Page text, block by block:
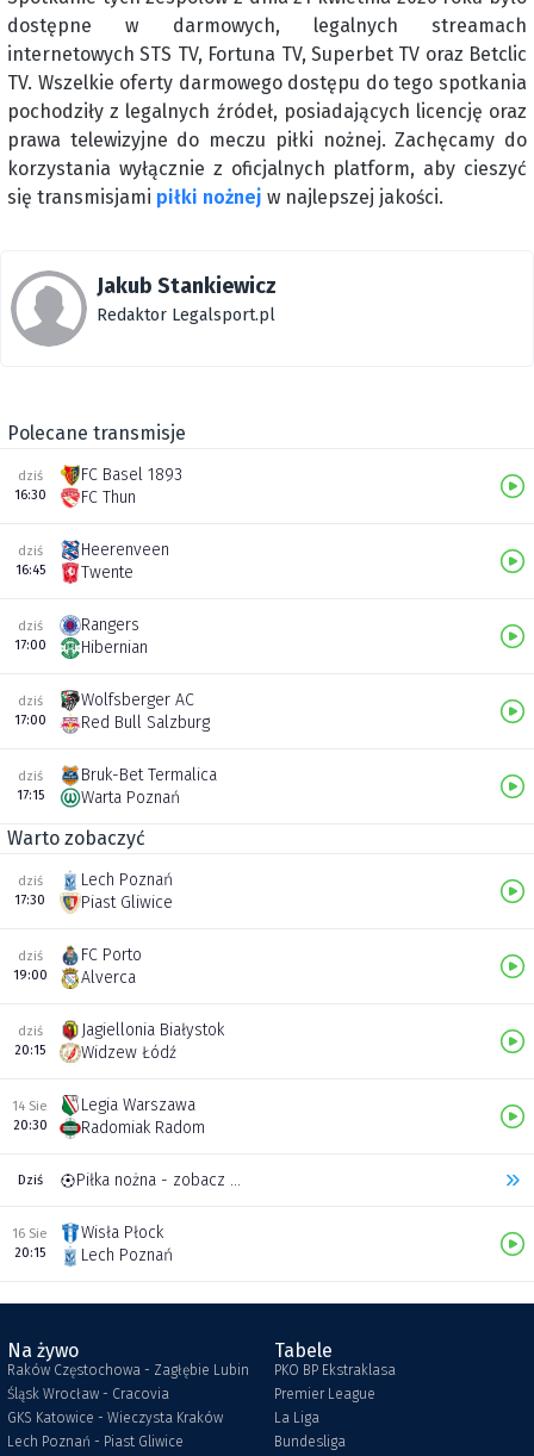
dostępne w darmowych, legalnych streamach
internetowych STS TV, Fortuna TV, Superbet TV oraz Betclic
TV. Wszelkie oferty darmowego dostępu do tego spotkania
pochodziły z legalnych źródeł, posiadających licencję oraz
prawa telewizyjne do meczu piłki nożnej. Zachęcamy do
korzystania wyłącznie z oficjalnych platform, aby cieszyć
się transmisjami piłki nożnej w najlepszej jakości.
Jakub Stankiewicz
Redaktor Legalsport.pl
Polecane transmisje
dziś
16:30
FC Basel 1893
FC Thun
dziś
16:45
Heerenveen
Twente
dziś
17:00
Rangers
Hibernian
dziś
17:00
Wolfsberger AC
Red Bull Salzburg
dziś
17:15
Bruk-Bet Termalica
Warta Poznań
Warto zobaczyć
dziś
17:30
Lech Poznań
Piast Gliwice
dziś
19:00
FC Porto
Alverca
dziś
20:15
Jagiellonia Białystok
Widzew Łódź
14 Sie
20:30
Legia Warszawa
Radomiak Radom
Dziś Piłka nożna - zobacz inne transmisje
16 Sie
20:15
Wisła Płock
Lech Poznań
Na żywo
Raków Częstochowa - Zagłębie Lubin
Śląsk Wrocław - Cracovia
GKS Katowice - Wieczysta Kraków
Lech Poznań - Piast Gliwice
Tabele
PKO BP Ekstraklasa
Premier League
La Liga
Bundesliga